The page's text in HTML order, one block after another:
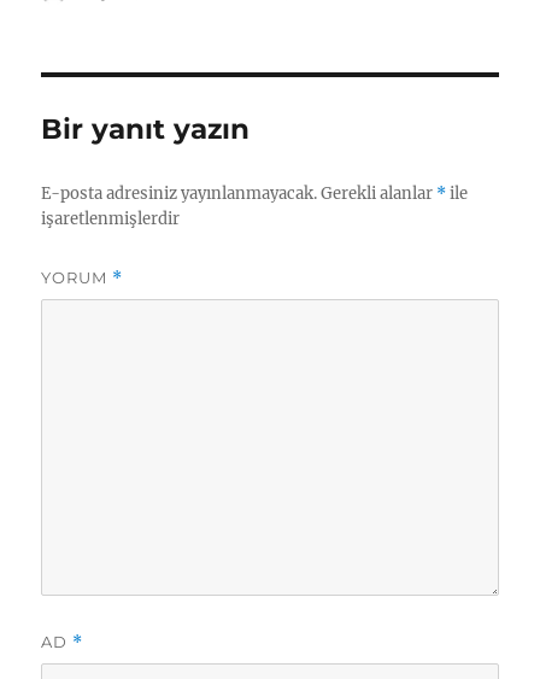
Bir yanıt yazın
E-posta adresiniz yayınlanmayacak. Gerekli alanlar *ile
işaretlenmişlerdir
YORUM *
AD *